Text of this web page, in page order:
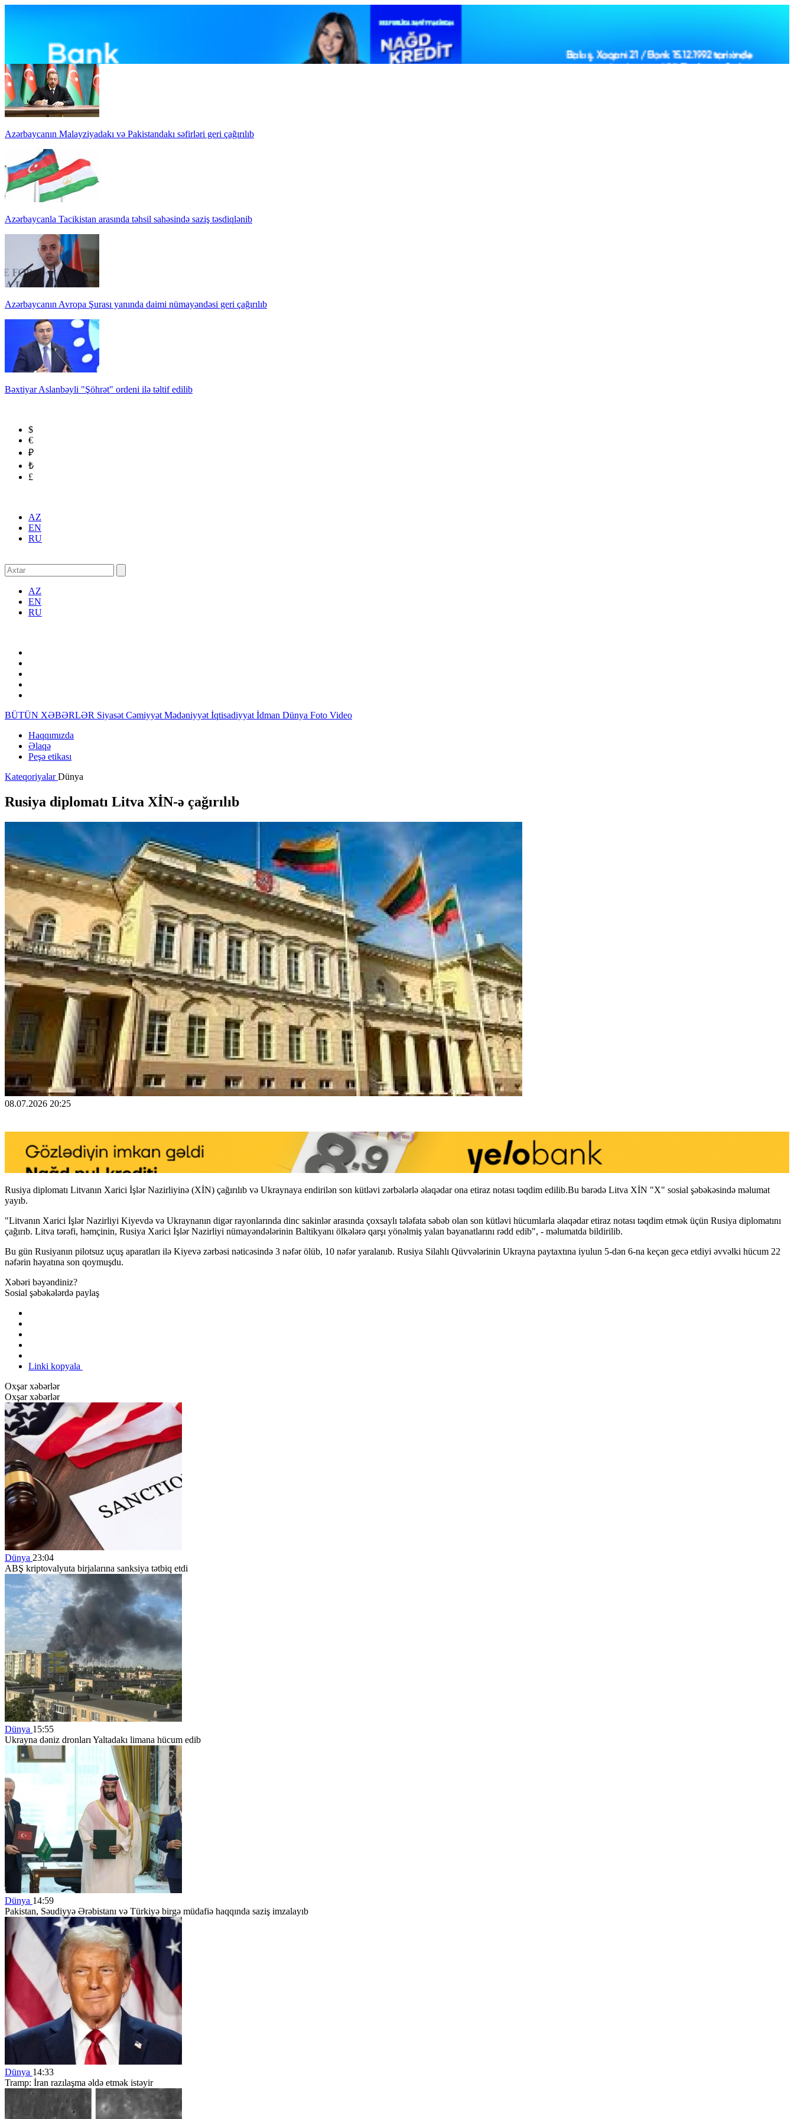
Azərbaycanın Malayziyadakı və Pakistandakı səfirləri geri çağırılıb
Azərbaycanla Tacikistan arasında təhsil sahəsində saziş təsdiqlənib
Azərbaycanın Avropa Şurası yanında daimi nümayəndəsi geri çağırılıb
Bəxtiyar Aslanbəyli "Şöhrət" ordeni ilə təltif edilib
$
€
₽
₺
£
AZ
EN
RU
AZ
EN
RU
BÜTÜN XƏBƏRLƏR Siyasət Cəmiyyət Mədəniyyət İqtisadiyyat İdman Dünya Foto Video
Haqqımızda
Əlaqə
Peşə etikası
KateqoriyalarDünya
Rusiya diplomatı Litva XİN-ə çağırılıb
08.07.2026 20:25
Rusiya diplomatı Litvanın Xarici İşlər Nazirliyinə (XİN) çağırılıb və Ukraynaya endirilən son kütləvi zərbələrlə əlaqədar ona etiraz notası təqdim edilib.Bu barədə Litva XİN "X" sosial şəbəkəsində məlumat
yayıb.
"Litvanın Xarici İşlər Nazirliyi Kiyevdə və Ukraynanın digər rayonlarında dinc sakinlər arasında çoxsaylı tələfata səbəb olan son kütləvi hücumlarla əlaqədar etiraz notası təqdim etmək üçün Rusiya diplomatını
çağırıb. Litva tərəfi, həmçinin, Rusiya Xarici İşlər Nazirliyi nümayəndələrinin Baltikyanı ölkələrə qarşı yönəlmiş yalan bəyanatlarını rədd edib", - məlumatda bildirilib.
Bu gün Rusiyanın pilotsuz uçuş aparatları ilə Kiyevə zərbəsi nəticəsində 3 nəfər ölüb, 10 nəfər yaralanıb. Rusiya Silahlı Qüvvələrinin Ukrayna paytaxtına iyulun 5-dən 6-na keçən gecə etdiyi əvvəlki hücum 22
nəfərin həyatına son qoymuşdu.
Xəbəri bəyəndiniz?
Sosial şəbəkələrdə paylaş
Linki kopyala
Oxşar xəbərlər
Oxşar xəbərlər
Dünya 23:04
ABŞ kriptovalyuta birjalarına sanksiya tətbiq etdi
Dünya 15:55
Ukrayna dəniz dronları Yaltadakı limana hücum edib
Dünya 14:59
Pakistan, Səudiyyə Ərəbistanı və Türkiyə birgə müdafiə haqqında saziş imzalayıb
Dünya 14:33
Tramp: İran razılaşma əldə etmək istəyir